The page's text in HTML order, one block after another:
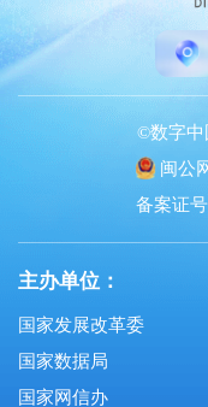
©数字中
闽公
备案证
主办单位：
国家发展改革委
国家数据局
国家网信办